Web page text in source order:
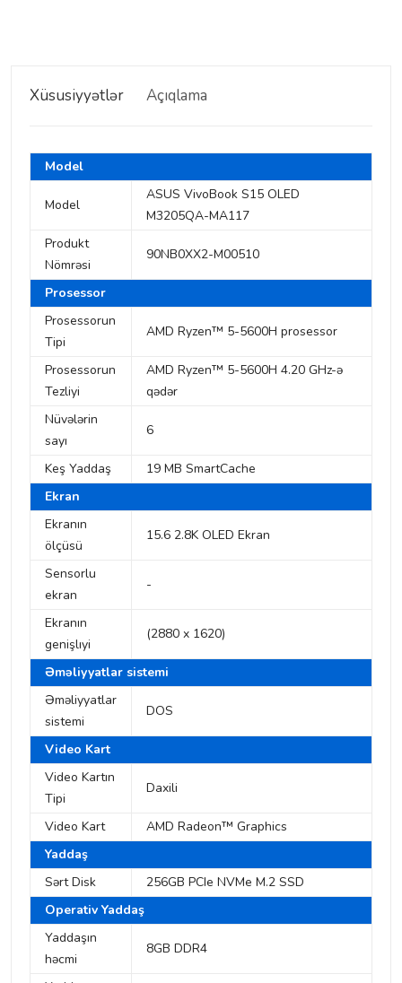
Xüsusiyyətlər Açıqlama
Model
Model
ASUS VivoBook S15 OLED
M3205QA-MA117
Produkt
Nömrəsi
90NB0XX2-M00510
Prosessor
Prosessorun
Tipi
AMD Ryzen™ 5-5600H prosessor
Prosessorun
Tezliyi
AMD Ryzen™ 5-5600H 4.20 GHz-ə
qədər
Nüvələrin
sayı
6
Keş Yaddaş
19 MB SmartCache
Ekran
Ekranın
ölçüsü
15.6 2.8K OLED Ekran
Sensorlu
ekran
-
Ekranın
genişlıyi
(2880 x 1620)
Əməliyyatlar sistemi
Əməliyyatlar
sistemi
DOS
Video Kart
Video Kartın
Tipi
Daxili
Video Kart
AMD Radeon™ Graphics
Yaddaş
Sərt Disk
256GB PCIe NVMe M.2 SSD
Operativ Yaddaş
Yaddaşın
həcmi
8GB DDR4